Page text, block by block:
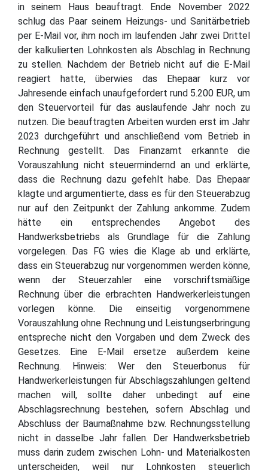
in seinem Haus beauftragt. Ende November 2022
schlug das Paar seinem Heizungs- und Sanitärbetrieb
per E-Mail vor, ihm noch im laufenden Jahr zwei Drittel
der kalkulierten Lohnkosten als Abschlag in Rechnung
zu stellen. Nachdem der Betrieb nicht auf die E-Mail
reagiert hatte, überwies das Ehepaar kurz vor
Jahresende einfach unaufgefordert rund 5.200 EUR, um
den Steuervorteil für das auslaufende Jahr noch zu
nutzen. Die beauftragten Arbeiten wurden erst im Jahr
2023 durchgeführt und anschließend vom Betrieb in
Rechnung gestellt. Das Finanzamt erkannte die
Vorauszahlung nicht steuermindernd an und erklärte,
dass die Rechnung dazu gefehlt habe. Das Ehepaar
klagte und argumentierte, dass es für den Steuerabzug
nur auf den Zeitpunkt der Zahlung ankomme. Zudem
hätte ein entsprechendes Angebot des
Handwerksbetriebs als Grundlage für die Zahlung
vorgelegen. Das FG wies die Klage ab und erklärte,
dass ein Steuerabzug nur vorgenommen werden könne,
wenn der Steuerzahler eine vorschriftsmäßige
Rechnung über die erbrachten Handwerkerleistungen
vorlegen könne. Die einseitig vorgenommene
Vorauszahlung ohne Rechnung und Leistungserbringung
entspreche nicht den Vorgaben und dem Zweck des
Gesetzes. Eine E-Mail ersetze außerdem keine
Rechnung. Hinweis: Wer den Steuerbonus für
Handwerkerleistungen für Abschlagszahlungen geltend
machen will, sollte daher unbedingt auf eine
Abschlagsrechnung bestehen, sofern Abschlag und
Abschluss der Baumaßnahme bzw. Rechnungsstellung
nicht in dasselbe Jahr fallen. Der Handwerksbetrieb
muss darin zudem zwischen Lohn- und Materialkosten
unterscheiden, weil nur Lohnkosten steuerlich